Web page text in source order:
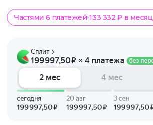
Частями 6 платежей 133 332 ₽ в месяц